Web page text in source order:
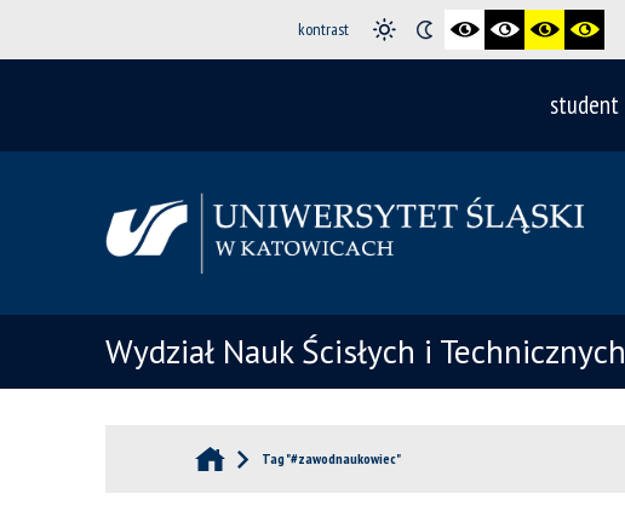
kontrast
student
Wydział Nauk Ścisłych i Technicznych
Tag "#zawodnaukowiec"